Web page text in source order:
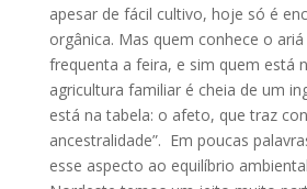
apesar de fácil cultivo, hoje só é
orgânica. Mas quem conhece o
frequenta a feira, e sim quem está
agricultura familiar é cheia de um
está na tabela: o afeto, que traz
ancestralidade”. Em poucas
esse aspecto ao equilíbrio